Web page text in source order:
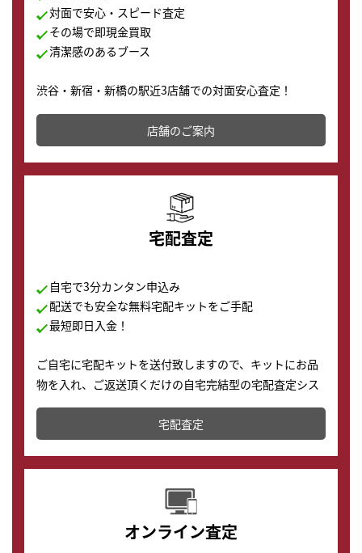
対面で安心・スピード査定
その場で即現金買取
清潔感のあるブース
渋谷・新宿・新橋の駅近3店舗での対面安心査定！
その場で現金買取致します。渋谷本店では、時計販売の
店舗を併設しており、下取りに出してお得に新しい時計
の購入もできます♪
店舗のご案内
宅配査定
自宅で3分カンタン申込み
配送でも安全な無料宅配キットをご手配
最短即日入金！
ご自宅に宅配キットを送付致しますので、キットにお品
物を入れ、ご返送頂くだけの自宅完結型の宅配査定シス
テムです。
配送でも簡単&安全に査定・買取に出すことが可能で
す。
宅配査定
オンライン査定